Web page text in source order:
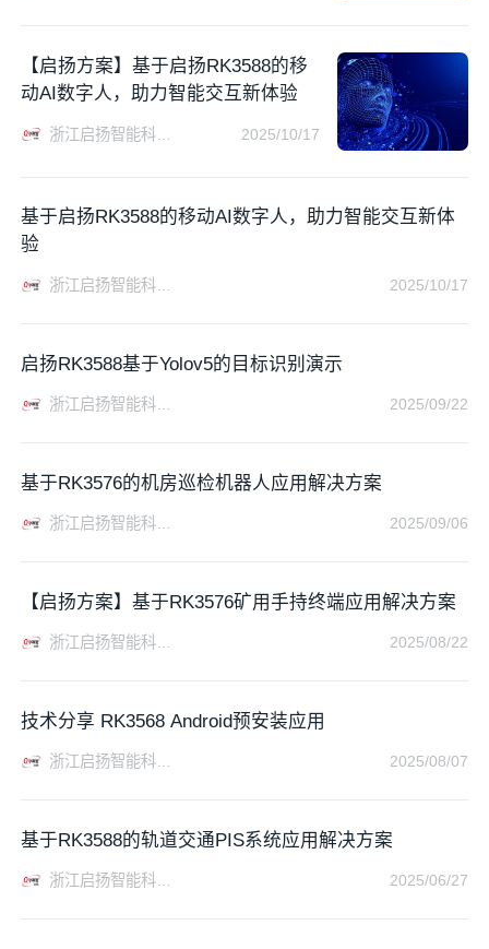
【启扬方案】基于启扬RK3588的移
动AI数字人，助力智能交互新体验
2025/10/17
基于启扬RK3588的移动AI数字人，助力智能交互新体
验
2025/10/17
启扬RK3588基于Yolov5的目标识别演示
2025/09/22
基于RK3576的机房巡检机器人应用解决方案
2025/09/06
【启扬方案】基于RK3576矿用手持终端应用解决方案
2025/08/22
技术分享 RK3568 Android预安装应用
2025/08/07
基于RK3588的轨道交通PIS系统应用解决方案
浙江启扬智能科技有限公司 2025/06/27